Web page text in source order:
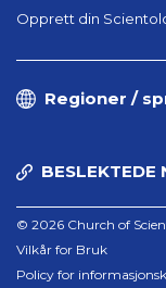
Opprett din
Regioner /
BESLEKTEDE
© 2026 Church of
Vilkår for Bruk
Policy for